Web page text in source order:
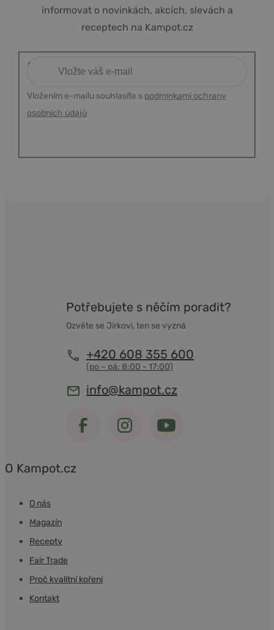
informovat o novinkách, akcích, slevách a
receptech na Kampot.cz
Vložením e-mailu souhlasíte s podmínkami ochrany
osobních údajů
Potřebujete s něčím poradit?
Ozvěte se Jirkovi, ten se vyzná
+420 608 355 600
info@kampot.cz
O Kampot.cz
O nás
Magazín
Recepty
Fair Trade
Proč kvalitní koření
Kontakt